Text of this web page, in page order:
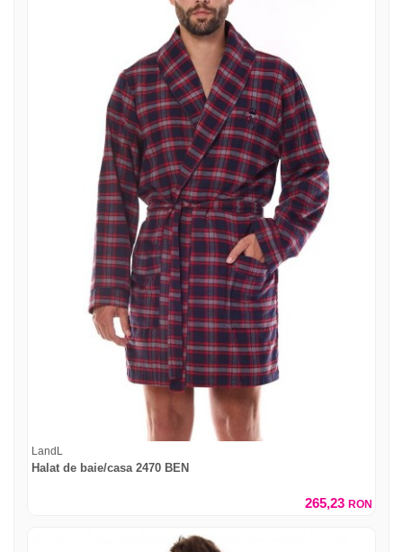
LandL
Halat de baie/casa 2470 BEN
265,23 RON